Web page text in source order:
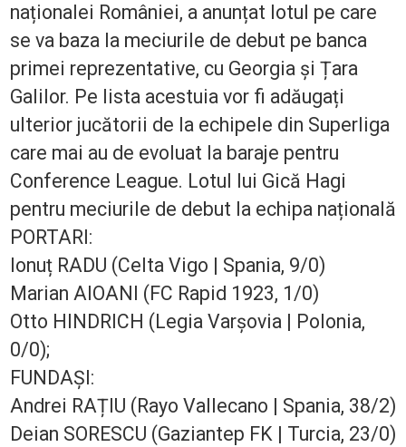
naționalei României, a anunțat lotul pe care
se va baza la meciurile de debut pe banca
primei reprezentative, cu Georgia și Țara
Galilor. Pe lista acestuia vor fi adăugați
ulterior jucătorii de la echipele din Superliga
care mai au de evoluat la baraje pentru
Conference League. Lotul lui Gică Hagi
pentru meciurile de debut la echipa națională
PORTARI:
Ionuț RADU (Celta Vigo | Spania, 9/0)
Marian AIOANI (FC Rapid 1923, 1/0)
Otto HINDRICH (Legia Varșovia | Polonia,
0/0);
FUNDAȘI:
Andrei RAȚIU (Rayo Vallecano | Spania, 38/2)
Deian SORESCU (Gaziantep FK | Turcia, 23/0)